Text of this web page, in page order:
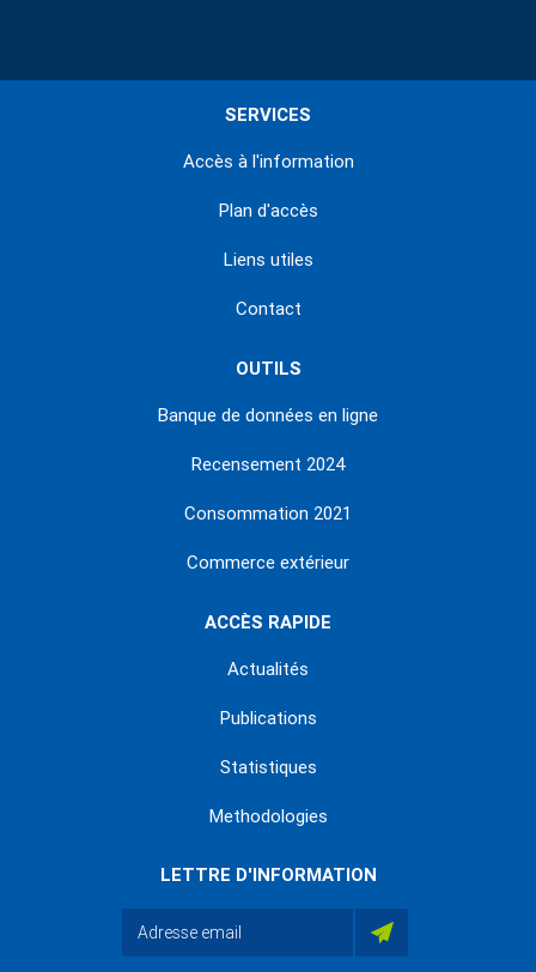
SERVICES
Accès à l'information
Plan d'accès
Liens utiles
Contact
OUTILS
Banque de données en ligne
Recensement 2024
Consommation 2021
Commerce extérieur
ACCÈS RAPIDE
Actualités
Publications
Statistiques
Methodologies
LETTRE D'INFORMATION